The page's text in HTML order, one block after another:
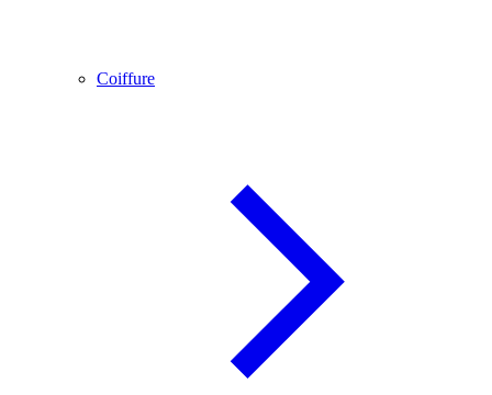
Coiffure